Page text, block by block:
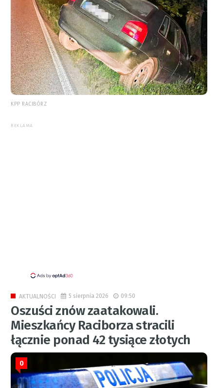
KPP RACIBÓRZ
REKLAMA
AKTUALNOŚCI 5 sierpnia 2026 09:50
Oszuści znów zaatakowali.
Mieszkańcy Raciborza stracili
łącznie ponad 42 tysiące złotych
0